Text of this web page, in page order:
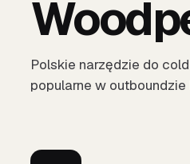
Polskie narzędzie do
popularne w outboundzie